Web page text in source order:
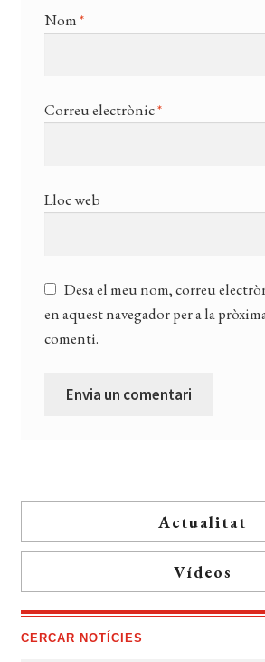
Nom*
Correu electrònic*
Lloc web
Desa el meu nom, correu
en aquest navegador per a la
comenti.
Actualitat
Vídeos
CERCAR NOTÍCIES